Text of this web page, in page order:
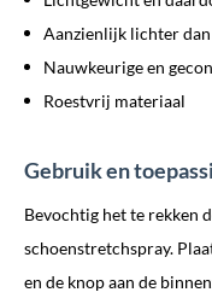
Aanzienlijk lichter
Nauwkeurige en
Roestvrij materiaal
Gebruik en
Bevochtig het te rekken
schoenstretchspray.
en de knop aan de